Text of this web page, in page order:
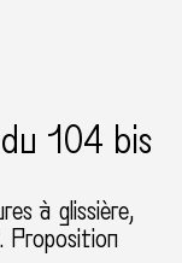
104 bis
à glissière,
Proposition